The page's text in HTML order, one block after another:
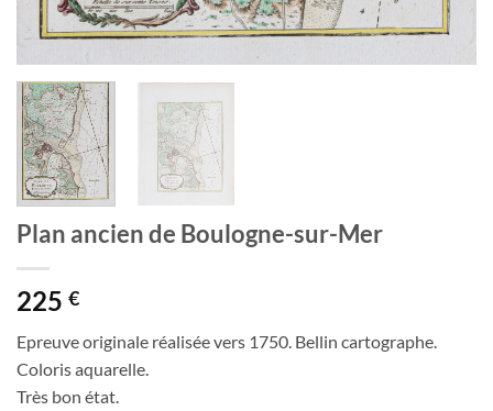
Plan ancien de Boulogne-sur-Mer
225 €
Epreuve originale réalisée vers 1750. Bellin cartographe.
Coloris aquarelle.
Très bon état.